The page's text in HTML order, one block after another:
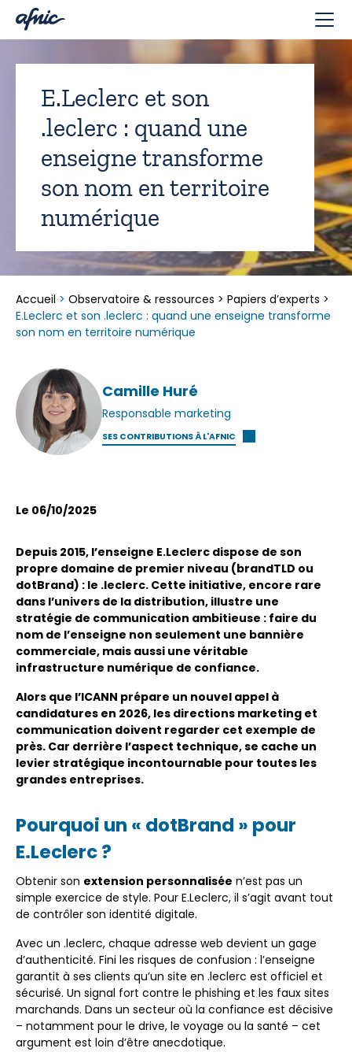
E.Leclerc et son
.leclerc : quand une
enseigne transforme
son nom en territoire
numérique
Accueil > Observatoire & ressources > Papiers d’experts >
E.Leclerc et son .leclerc : quand une enseigne transforme
son nom en territoire numérique
Camille Huré
Responsable marketing
SES CONTRIBUTIONS À L'AFNIC
Le 06/10/2025
Depuis 2015, l’enseigne E.Leclerc dispose de son
propre domaine de premier niveau (brandTLD ou
dotBrand) : le .leclerc. Cette initiative, encore rare
dans l’univers de la distribution, illustre une
stratégie de communication ambitieuse : faire du
nom de l’enseigne non seulement une bannière
commerciale, mais aussi une véritable
infrastructure numérique de confiance.
Alors que l’ICANN prépare un nouvel appel à
candidatures en 2026, les directions marketing et
communication doivent regarder cet exemple de
près. Car derrière l’aspect technique, se cache un
levier stratégique incontournable pour toutes les
grandes entreprises.
Pourquoi un « dotBrand » pour
E.Leclerc ?
Obtenir son extension personnalisée n’est pas un
simple exercice de style. Pour E.Leclerc, il s’agit avant tout
de contrôler son identité digitale.
Avec un .leclerc, chaque adresse web devient un gage
d’authenticité. Fini les risques de confusion : l’enseigne
garantit à ses clients qu’un site en .leclerc est officiel et
sécurisé. Un signal fort contre le phishing et les faux sites
marchands. Dans un secteur où la confiance est décisive
– notamment pour le drive, le voyage ou la santé – cet
argument est loin d’être anecdotique.
Panneau de gestion des cookies